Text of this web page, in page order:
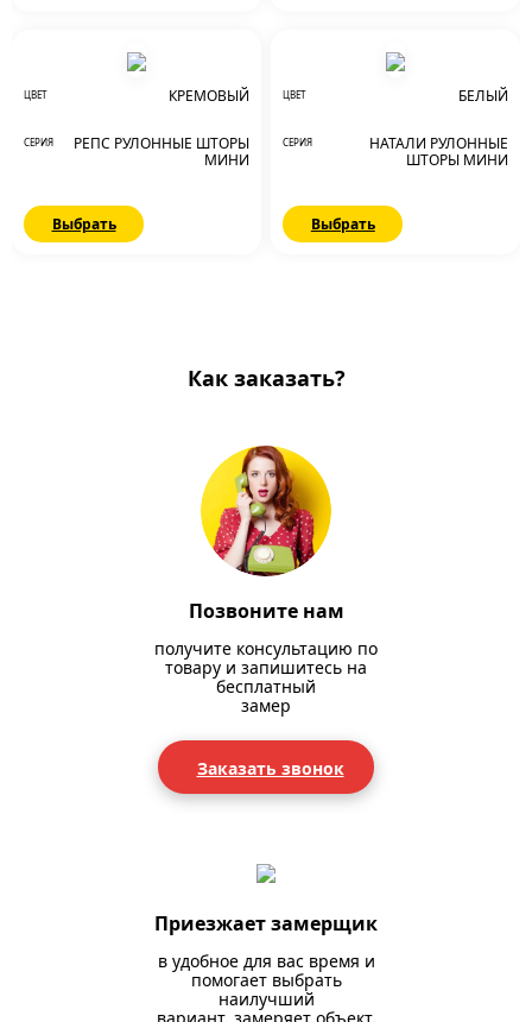
ЦВЕТ КРЕМОВЫЙ
СЕРИЯ
РЕПС РУЛОННЫЕ ШТОРЫ
МИНИ
Выбрать
ЦВЕТ БЕЛЫЙ
СЕРИЯ
НАТАЛИ РУЛОННЫЕ
ШТОРЫ МИНИ
Выбрать
Как заказать?
Позвоните нам
получите консультацию по
товару и запишитесь на
бесплатный
замер
Заказать звонок
Приезжает замерщик
в удобное для вас время и
помогает выбрать
наилучший